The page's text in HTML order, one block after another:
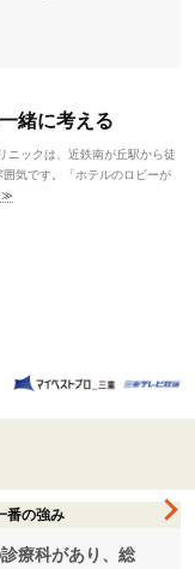
緒に考える
ニックは、近鉄南が丘駅から徒
気です。「ホテルのロビーが
≫
番の強み
療科があり、総